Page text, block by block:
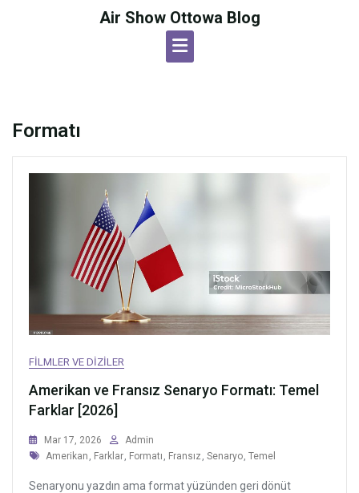
Air Show Ottowa Blog
Formatı
FILMLER VE DIZILER
Amerikan ve Fransız Senaryo Formatı: Temel
Farklar [2026]
Mar 17, 2026
Admin
Tags
Amerikan , Farklar, Formatı , Fransız , Senaryo, Temel
Senaryonu yazdın ama format yüzünden geri dönüt